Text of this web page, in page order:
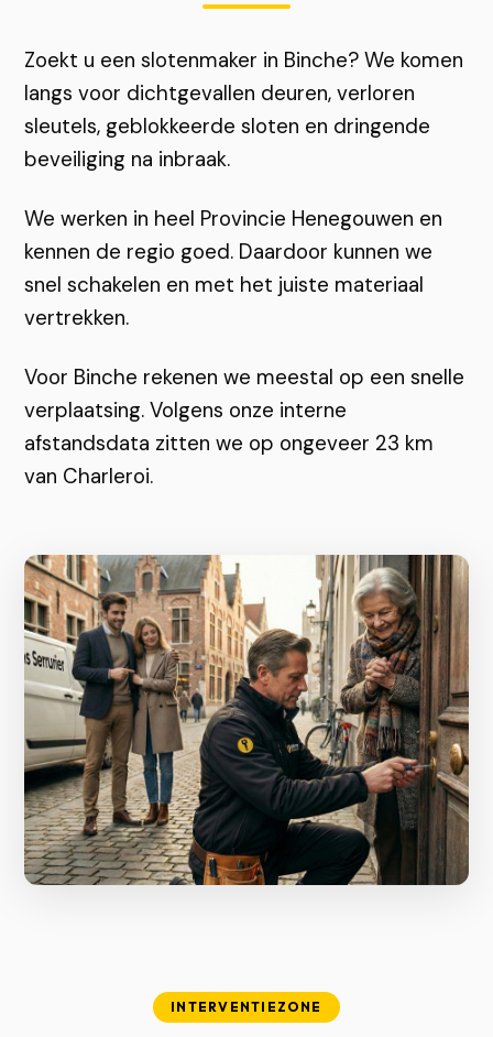
Zoekt u een slotenmaker in Binche? We komen
langs voor dichtgevallen deuren, verloren
sleutels, geblokkeerde sloten en dringende
beveiliging na inbraak.
We werken in heel Provincie Henegouwen en
kennen de regio goed. Daardoor kunnen we
snel schakelen en met het juiste materiaal
vertrekken.
Voor Binche rekenen we meestal op een snelle
verplaatsing. Volgens onze interne
afstandsdata zitten we op ongeveer 23 km
van Charleroi.
INTERVENTIEZONE